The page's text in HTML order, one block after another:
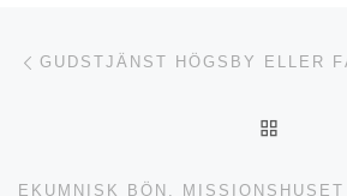
Inläggsnavigering